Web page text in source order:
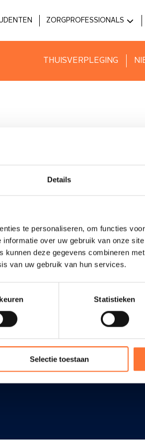
Details
te personaliseren, om functies
over uw gebruik van onze
kunnen deze gegevens combineren
van uw gebruik van hun services.
Statistieken
Selectie toestaan
ZORGPROFESSIONALS
MEDICI
ZIEKENHUIZEN
THUISVERPLEGING
Vlaams-Brabant
Oost-Vlaanderen